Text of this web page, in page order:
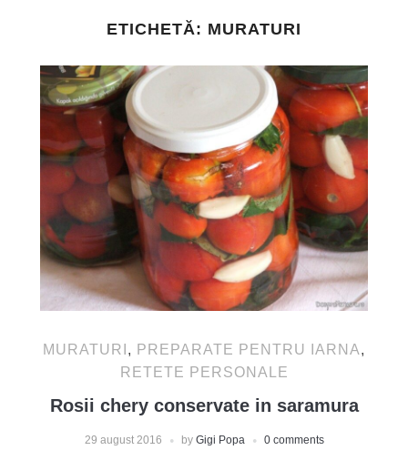
ETICHETĂ: MURATURI
MURATURI , PREPARATE PENTRU IARNA,
RETETE PERSONALE
Rosii chery conservate in saramura
29 august 2016 by Gigi Popa 0 comments